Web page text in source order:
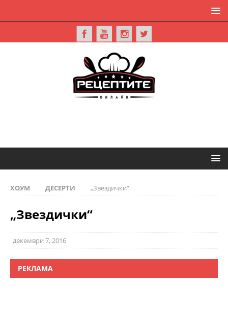
ХОУМ ДЕСЕРТИ „Звездички“
„Звездички“
декември 7, 2016
РЕКЛАМА